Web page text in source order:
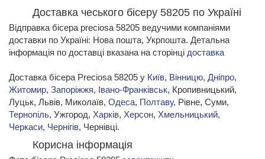
Доставка чеського бісеру 58205 по Україні
Відправка бісера preciosa 58205 ведучими компаніями
доставки по Україні: Нова пошта, Укрпошта. Детальна
інформація по доставці вказана на сторінці доставка
Доставка бісера Preciosa 58205 у Київ, Вінницю, Дніпро,
Житомир, Запоріжжя, Івано-Франківськ, Кропивницький,
Луцьк, Львів, Миколаїв, Одеса, Полтаву, Рівне, Суми,
Тернопіль, Ужгород, Харків, Херсон, Хмельницький,
Черкаси, Чернігів, Чернівці.
Корисна інформація